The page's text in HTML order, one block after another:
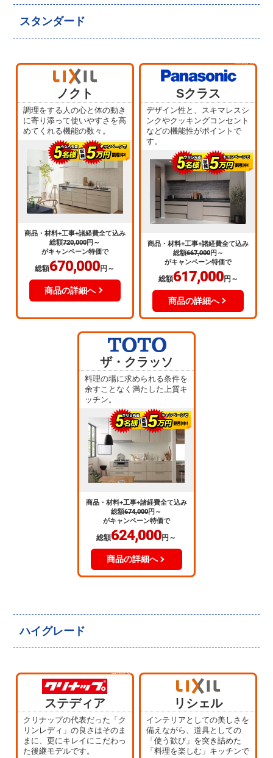
スタンダード
ノクト
調理をする人の心と体の動き
に寄り添って使いやすさを高
めてくれる機能の数々。
商品・材料+工事+諸経費全て込み
総額720,000円～
がキャンペーン特価で
総額670,000円～
商品の詳細へ
Sクラス
デザイン性と、スキマレスシ
ンクやクッキングコンセント
などの機能性がポイントで
す。
商品・材料+工事+諸経費全て込み
総額667,000円～
がキャンペーン特価で
総額617,000円～
商品の詳細へ
ザ・クラッソ
料理の場に求められる条件を
余すことなく満たした上質キ
ッチン。
商品・材料+工事+諸経費全て込み
総額674,000円～
がキャンペーン特価で
総額624,000円～
商品の詳細へ
ハイグレード
ステディア
クリナップの代表だった「ク
リンレディ」の良さはそのま
まに、更にキレイにこだわっ
た後継モデルです。
当店人気
リシェル
インテリアとしての美しさを
備えながら、道具としての
「使う歓び」を突き詰めた
「料理を楽しむ」キッチンで